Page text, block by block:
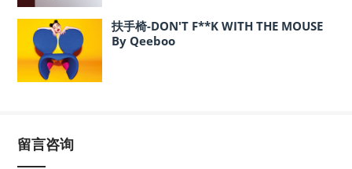
扶手椅-DON'T F**K WITH THE MOUSE
By Qeeboo
留言咨询